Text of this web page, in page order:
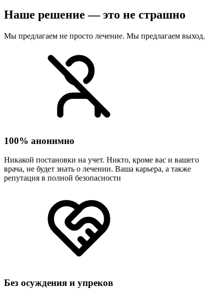
Наше решение — это не страшно
Мы предлагаем не просто лечение. Мы предлагаем выход.
100% анонимно
Никакой постановки на учет. Никто, кроме вас и вашего
врача, не будет знать о лечении. Ваша карьера, а также
репутация в полной безопасности
Без осуждения и упреков